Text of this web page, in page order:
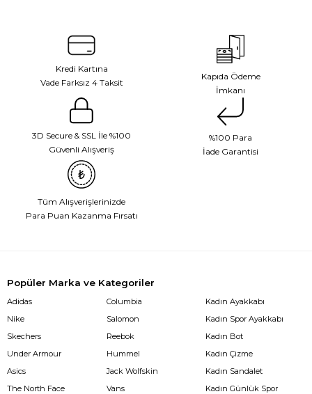
Kredi Kartına
Vade Farksız 4 Taksit
Kapıda Ödeme
İmkanı
3D Secure & SSL İle %100
Güvenli Alışveriş
%100 Para
İade Garantisi
Tüm Alışverişlerinizde
Para Puan Kazanma Fırsatı
Popüler Marka ve Kategoriler
Adidas
Nike
Skechers
Under Armour
Asics
The North Face
Columbia
Salomon
Reebok
Hummel
Jack Wolfskin
Vans
Kadın Ayakkabı
Kadın Spor Ayakkabı
Kadın Bot
Kadın Çizme
Kadın Sandalet
Kadın Günlük Spor